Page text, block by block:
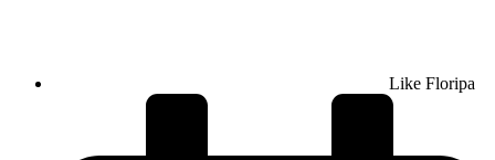
Like Floripa